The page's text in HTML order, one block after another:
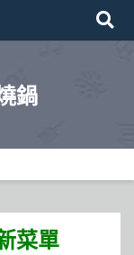
鍋
菜單